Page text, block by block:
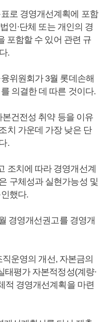
로 경영개선계획에 포함
인·단체 또는 개인의 경
포함할 수 있어 관련 규
.
위원회가 3월 롯데손해
의결한 데 따른 것이다.
건전성 취약 등을 이유
치 가운데 가장 낮은 단
.
조치에 따라 경영개선계
구체성과 실현가능성 및
했다.
경영개선권고를 경영개
운영의 개선, 자본금의
태평가 자본적정성(계량·
적 경영개선계획을 마련